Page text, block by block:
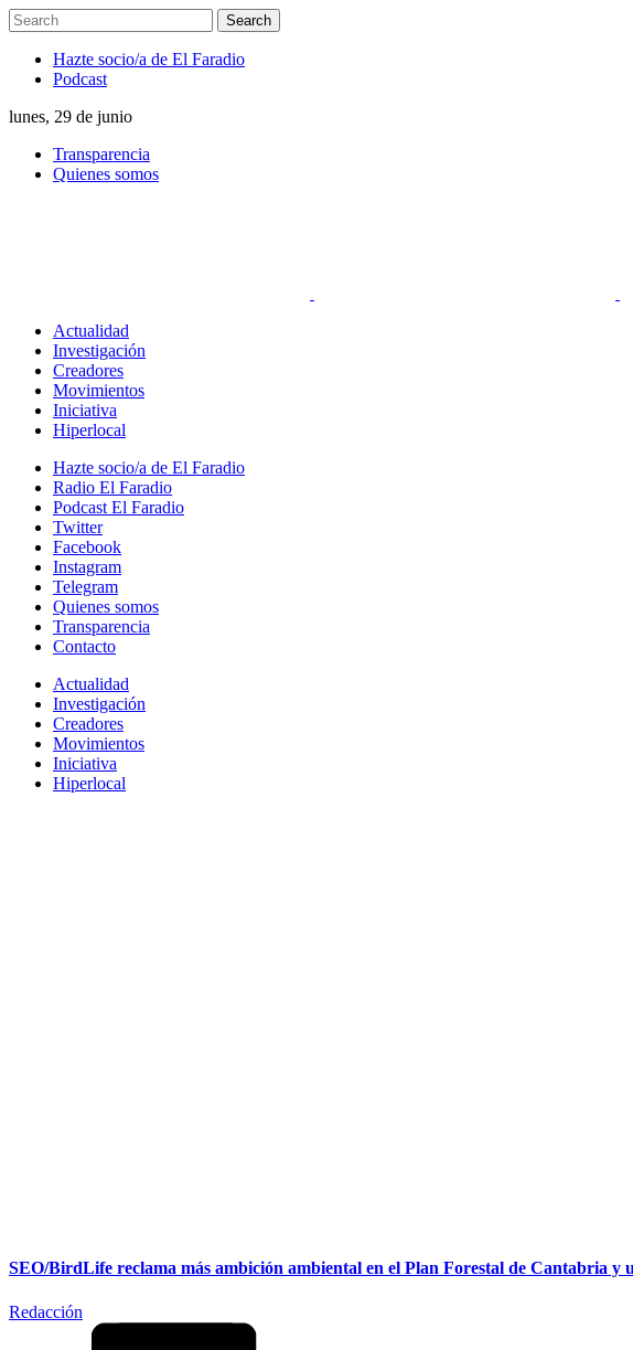
Hazte socio/a de El Faradio
Podcast
lunes, 29 de junio
Transparencia
Quienes somos
Actualidad
Investigación
Creadores
Movimientos
Iniciativa
Hiperlocal
Hazte socio/a de El Faradio
Radio El Faradio
Podcast El Faradio
Twitter
Facebook
Instagram
Telegram
Quienes somos
Transparencia
Contacto
Actualidad
Investigación
Creadores
Movimientos
Iniciativa
Hiperlocal
SEO/BirdLife reclama más ambición ambiental en el Plan Forestal de Cantabria y
Redacción